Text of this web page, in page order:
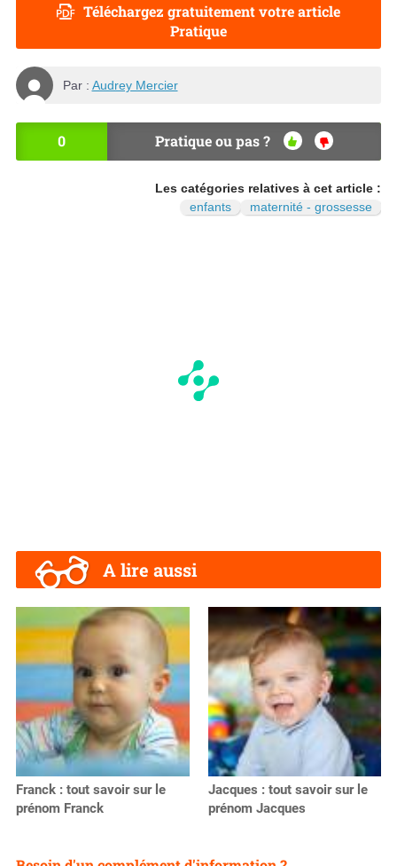
Téléchargez gratuitement votre article
Pratique
Par : Audrey Mercier
0 Pratique ou pas ?
OU
NO
N
Les catégories relatives à cet article :
enfants
maternité - grossesse
A lire aussi
Franck : tout savoir sur le
prénom Franck
Jacques : tout savoir sur le
prénom Jacques